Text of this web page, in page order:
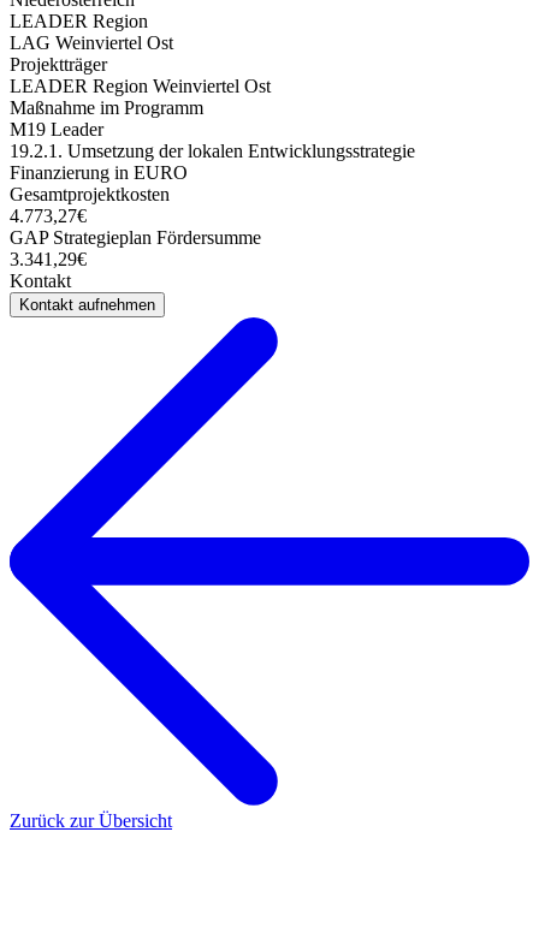
LEADER Region
LAG Weinviertel Ost
Projektträger
LEADER Region Weinviertel Ost
Maßnahme im Programm
M19 Leader
19.2.1. Umsetzung der lokalen Entwicklungsstrategie
Finanzierung in EURO
Gesamtprojektkosten
4.773,27€
GAP Strategieplan Fördersumme
3.341,29€
Kontakt
Kontakt aufnehmen
Zurück zur Übersicht